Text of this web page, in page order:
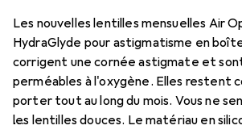
Les nouvelles lentilles mensuelles Air
HydraGlyde pour astigmatisme en
corrigent une cornée astigmate et
perméables à l'oxygène. Elles restent
porter tout au long du mois. Vous ne
les lentilles douces. Le matériau en